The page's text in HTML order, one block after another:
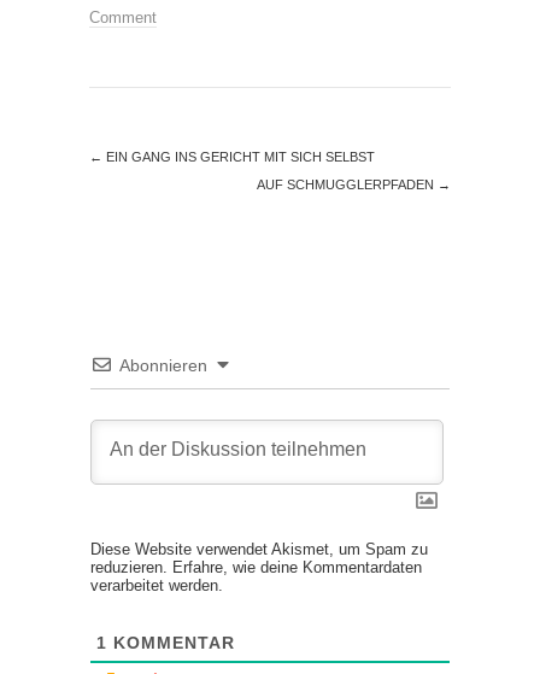
Comment
← EIN GANG INS GERICHT MIT SICH SELBST
AUF SCHMUGGLERPFADEN →
Abonnieren
Diese Website verwendet Akismet, um Spam zu
reduzieren.
Erfahre, wie deine Kommentardaten
verarbeitet werden.
1 KOMMENTAR